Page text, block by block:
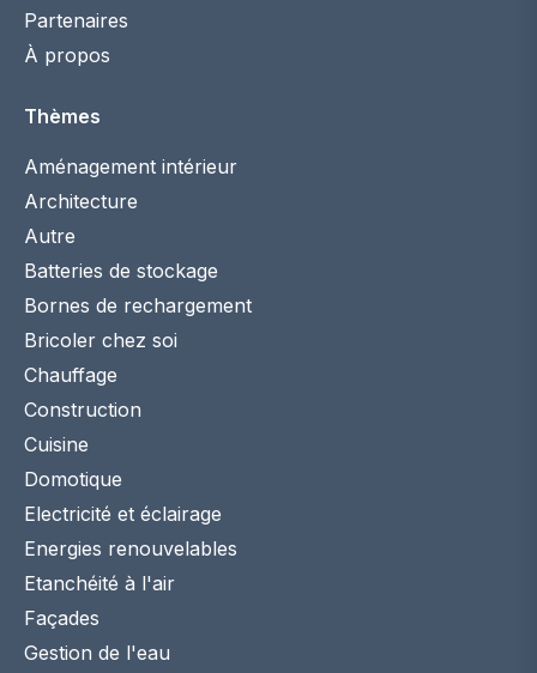
Partenaires
À propos
Thèmes
Aménagement intérieur
Architecture
Autre
Batteries de stockage
Bornes de rechargement
Bricoler chez soi
Chauffage
Construction
Cuisine
Domotique
Electricité et éclairage
Energies renouvelables
Etanchéité à l'air
Façades
Gestion de l'eau